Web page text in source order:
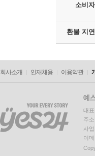
소비
환불 지
회사소개 인재채용 이용약관
대
주
사
이